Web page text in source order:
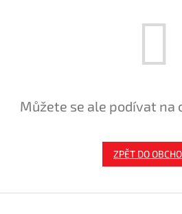
Můžete se ale podívat na
ZPĚT DO